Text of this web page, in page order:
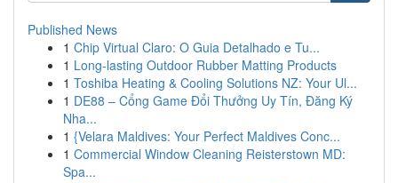
Published News
1 Chip Virtual Claro: O Guia Detalhado e Tu...
1 Long-lasting Outdoor Rubber Matting Products
1 Toshiba Heating & Cooling Solutions NZ: Your Ul...
1 DE88 – Cổng Game Đổi Thưởng Uy Tín, Đăng Ký
Nha...
1 {Velara Maldives: Your Perfect Maldives Conc...
1 Commercial Window Cleaning Reisterstown MD:
Spa...